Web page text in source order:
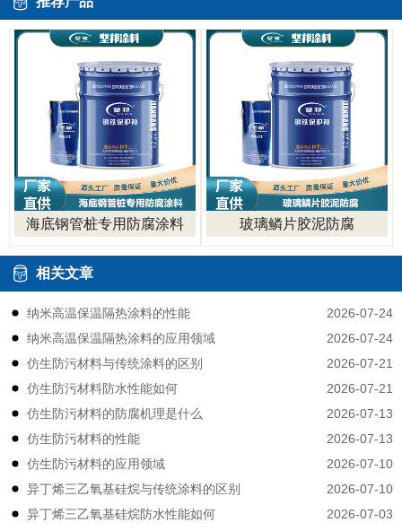
海底钢管桩专用防腐涂料 玻璃鳞片胶泥防腐
相关文章
2026-07-24
纳米高温保温隔热涂料的性能
2026-07-24
纳米高温保温隔热涂料的应用领域
2026-07-21
仿生防污材料与传统涂料的区别
2026-07-21
仿生防污材料防水性能如何
2026-07-13
仿生防污材料的防腐机理是什么
2026-07-13
仿生防污材料的性能
2026-07-10
仿生防污材料的应用领域
2026-07-10
异丁烯三乙氧基硅烷与传统涂料的区别
2026-07-03
异丁烯三乙氧基硅烷防水性能如何